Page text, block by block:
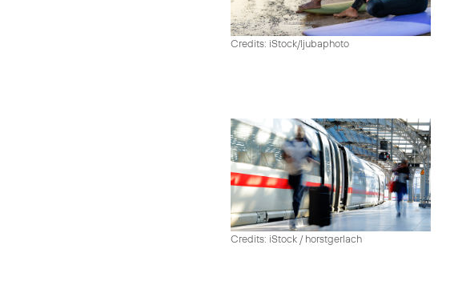
Credits: iStock/ljubaphoto
Credits: iStock / horstgerlach